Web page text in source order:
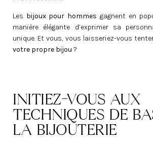
Les bijoux pour hommes gagnent en
manière élégante d’exprimer sa
unique. Et vous, vous laisseriez-vous
votre propre bijou ?
INITIEZ-VOUS AUX
TECHNIQUES DE
LA BIJOUTERIE